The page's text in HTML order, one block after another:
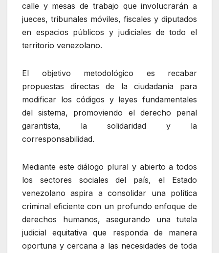
calle y mesas de trabajo que involucrarán a
jueces, tribunales móviles, fiscales y diputados
en espacios públicos y judiciales de todo el
territorio venezolano.
El objetivo metodológico es recabar
propuestas directas de la ciudadanía para
modificar los códigos y leyes fundamentales
del sistema, promoviendo el derecho penal
garantista, la solidaridad y la
corresponsabilidad.
Mediante este diálogo plural y abierto a todos
los sectores sociales del país, el Estado
venezolano aspira a consolidar una política
criminal eficiente con un profundo enfoque de
derechos humanos, asegurando una tutela
judicial equitativa que responda de manera
oportuna y cercana a las necesidades de toda